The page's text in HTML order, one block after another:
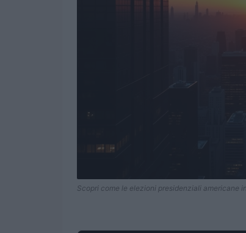
Scopri come le elezioni presidenziali americane